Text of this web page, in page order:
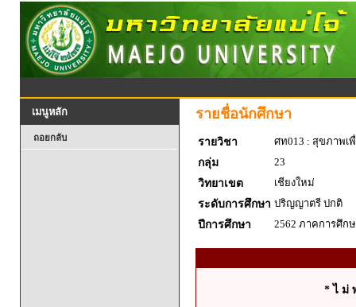
เมนูหลัก
ถอยกลับ
รายชื่อนักศึกษา
รายวิชา
ศท013 : สุขภาพเ
กลุ่ม
23
วิทยาเขต
เชียงใหม่
ระดับการศึกษา ปริญญาตรี ปกติ
ปีการศึกษา
2562 ภาคการศึก
* ไ ม่